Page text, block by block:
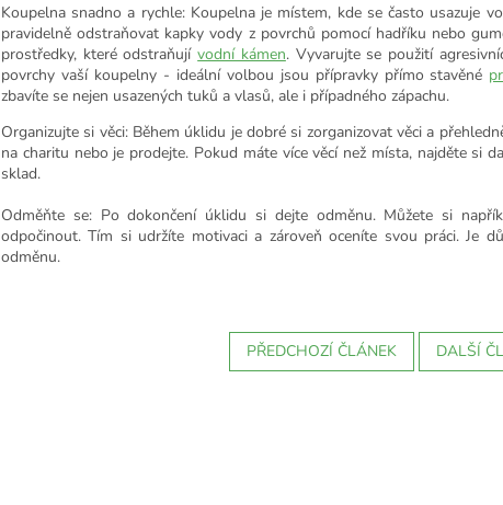
Koupelna snadno a rychle: Koupelna je místem, kde se často usazuje
pravidelně odstraňovat kapky vody z povrchů pomocí hadříku nebo
prostředky, které odstraňujívodní kámen. Vyvarujte se použití
povrchy vaší koupelny - ideální volbou jsou přípravky přímo stavěné
zbavíte se nejen usazených tuků a vlasů, ale i případného zápachu.
Organizujte si věci: Během úklidu je dobré si zorganizovat věci a
na charitu nebo je prodejte. Pokud máte více věcí než místa, najděte si
sklad.
Odměňte se: Po dokončení úklidu si dejte odměnu. Můžete si
odpočinout. Tím si udržíte motivaci a zároveň oceníte svou práci. Je
odměnu.
PŘEDCHOZÍ ČLÁNEK DALŠÍ